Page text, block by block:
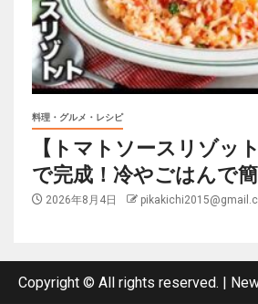
料理・グルメ・レシピ
【トマトソースリゾッ
で完成！冷やごはんで簡
2026年8月4日
Copyright © All rights reserved. |